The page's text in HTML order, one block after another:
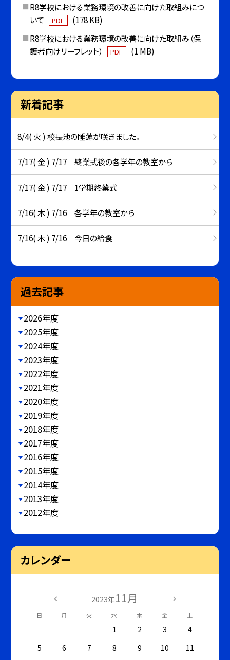
R8学校における業務環境の改善に向けた取組みにつ
いて
PDF
(178 KB)
R8学校における業務環境の改善に向けた取組み（保
護者向けリーフレット）
PDF (1 MB)
新着記事
8/4( 火 ) 校長池の睡蓮が咲きました。
7/17( 金 ) 7/17 終業式後の各学年の教室から
7/17( 金 ) 7/17 1学期終業式
7/16( 木 ) 7/16 各学年の教室から
7/16( 木 ) 7/16 今日の給食
過去記事
2026年度
2025年度
2024年度
2023年度
2022年度
2021年度
2020年度
2019年度
2018年度
2017年度
2016年度
2015年度
2014年度
2013年度
2012年度
カレンダー
2023年11月
日 月 火 水 木 金 土
1 2 3
4
5
6 7 8 9 10
11